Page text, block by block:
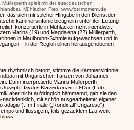
spielt mit der sueddeutschen
Mühlacker. Foto: www.fotomoment.de
das sich mit solcher Hingabe in den Dienst der
kammersinfonie bietigheim unter der Leitung
konzertierte in Mühlacker nicht irgendwer,
Marina (19) und Magdalena (22) Müllerperth,
in Maulbronn-Schmie aufgewachsen und in
– in der Region einen herausgehobenen
rhythmisch betont, stimmte die Kammersinfonie
mit Ungarischen Tänzen von Johannes
Dann interpretierte Marina Müllerperth
Joseph Haydns Klavierkonzert D-Dur (Hob
aber nicht aufdringlich hämmernd, gab sie den
nachdenklich, mit schön ausgearbeiteter eigener
Im Finale („Rondo all’ Ungarese“)
und flüssigem, teils gezacktem Laufwerk